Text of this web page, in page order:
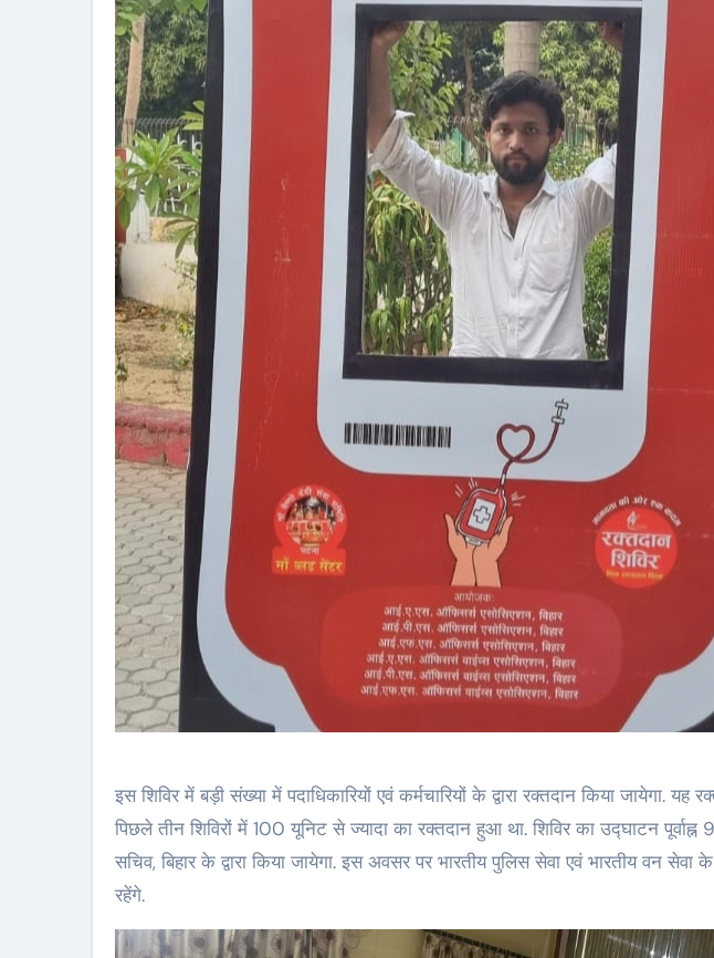
इस शिविर में बड़ी संख्या में पदाधिकारियों एवं कर्मचारियों के द्वारा रक्तदान किया जायेगा. यह
पिछले तीन शिविरों में 100 यूनिट से ज्यादा का रक्तदान हुआ था. शिविर का उद्घाटन
सचिव, बिहार के द्वारा किया जायेगा. इस अवसर पर भारतीय पुलिस सेवा एवं भारतीय वन सेवा
रहेंगे.